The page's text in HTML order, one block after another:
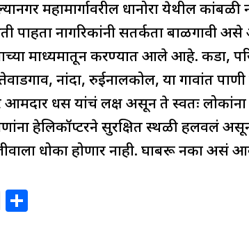
महामार्गावरील धानोरा येथील
पाहता नागरिकांनी सतर्कता
माध्यमातून करण्यात आले आहे. कडा,
नांदा, रुईनालकोल, या गावांत
आमदार धस यांचं लक्ष असून ते स्वतः
हेलिकॉप्टरने सुरक्षित स्थळी हलवलं असून
धोका होणार नाही. घाबरू नका
X